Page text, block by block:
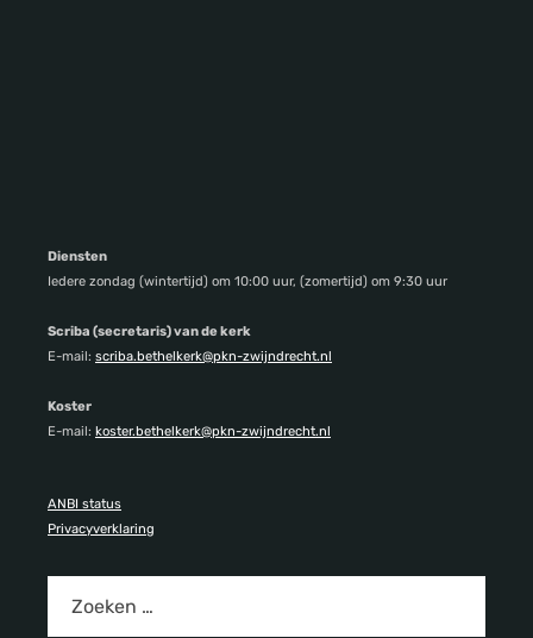
Diensten
Iedere zondag (wintertijd) om 10:00 uur, (zomertijd) om 9:30 uur
Scriba (secretaris) van de kerk
E-mail: scriba.bethelkerk@pkn-zwijndrecht.nl
Koster
E-mail: koster.bethelkerk@pkn-zwijndrecht.nl
ANBI status
Privacyverklaring